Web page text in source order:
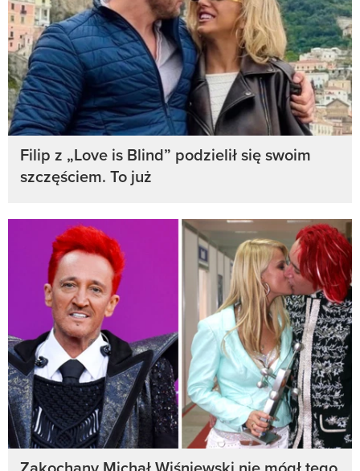
Filip z „Love is Blind” podzielił się swoim
szczęściem. To już